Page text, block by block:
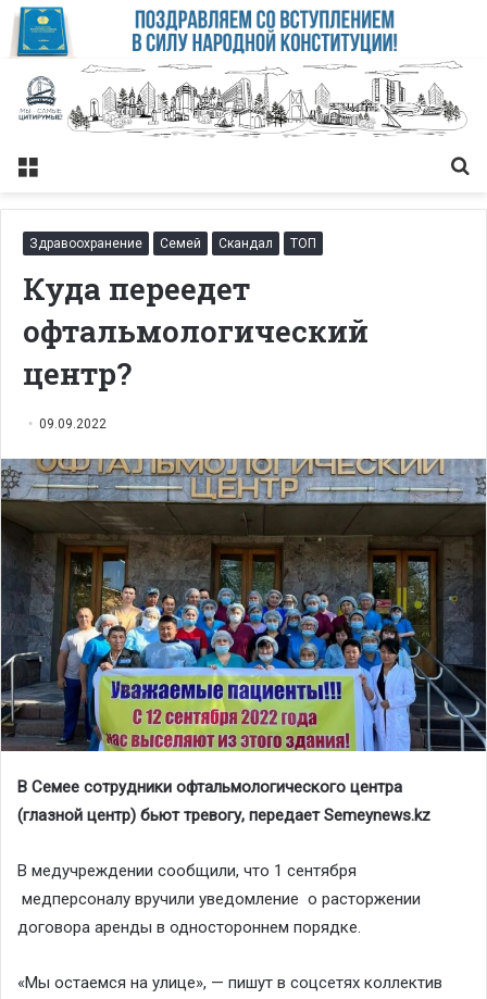
Меню
Здравоохранение Семей Скандал ТОП
Куда переедет
офтальмологический
центр?
09.09.2022
В Семее сотрудники офтальмологического центра
(глазной центр) бьют тревогу, передает Semeynews.kz
В медучреждении сообщили, что 1 сентября
медперсоналу вручили уведомление о расторжении
договора аренды в одностороннем порядке.
«Мы остаемся на улице», — пишут в соцсетях коллектив